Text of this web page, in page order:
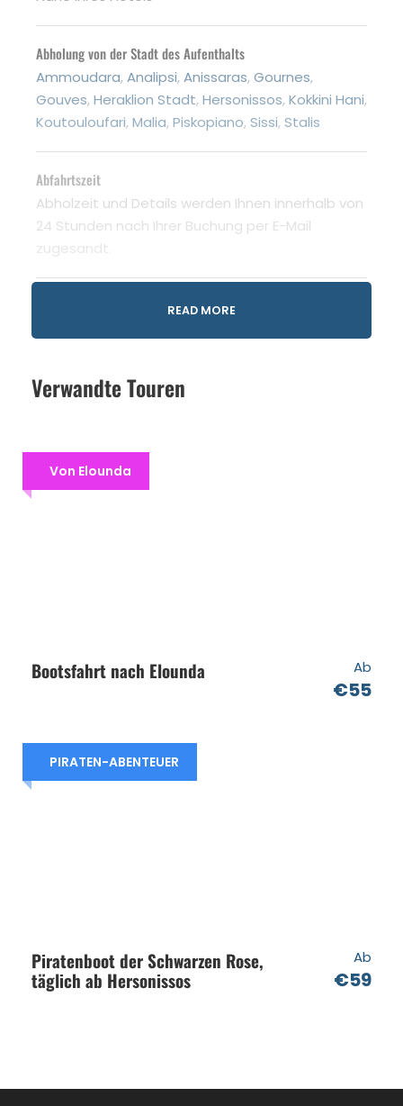
Abholung von der Stadt des Aufenthalts
Ammoudara, Analipsi, Anissaras, Gournes,
Gouves, Heraklion Stadt, Hersonissos, Kokkini Hani,
Koutouloufari, Malia, Piskopiano, Sissi, Stalis
Abfahrtszeit
Abholzeit und Details werden Ihnen innerhalb von
24 Stunden nach Ihrer Buchung per E-Mail
zugesandt.
Reiseführer
Alle gesetzlichen Steuern
Französisch
Badeanzug / Beachtowel
Bequeme Schuhe
Wichtige Informationen
READ MORE
Verwandte Touren
Von Elounda
Bootsfahrt nach Elounda Ab
€55
PIRATEN-ABENTEUER
Piratenboot der Schwarzen Rose,
täglich ab Hersonissos
Ab
€59